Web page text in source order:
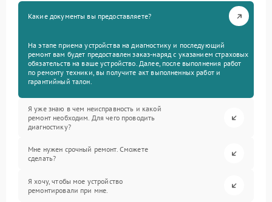
Какие документы вы предоставляете?
На этапе приема устройства на диагностику и последующий
ремонт вам будет предоставлен заказ-наряд с указанием страховых
обязательств на ваше устройство. Далее, после выполнения работ
по ремонту техники, вы получите акт выполненных работ и
гарантийный талон.
Я уже знаю в чем неисправность и какой
ремонт необходим. Для чего проводить
диагностику?
Мне нужен срочный ремонт. Сможете
сделать?
Я хочу, чтобы мое устройство
ремонтировали при мне.